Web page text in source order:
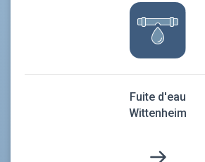
Fuite d'eau
Wittenheim